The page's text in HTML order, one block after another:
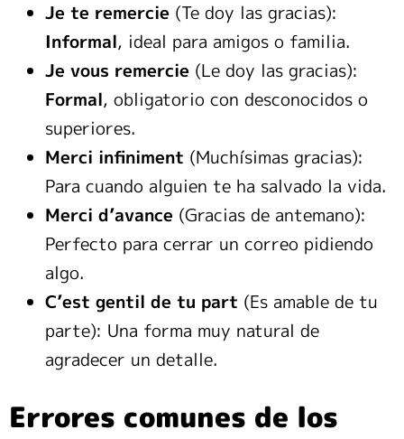
Je te remercie (Te doy las gracias):
Informal, ideal para amigos o familia.
Je vous remercie (Le doy las gracias):
Formal, obligatorio con desconocidos o
superiores.
Merci infiniment (Muchísimas gracias):
Para cuando alguien te ha salvado la vida.
Merci d’avance (Gracias de antemano):
Perfecto para cerrar un correo pidiendo
algo.
C’est gentil de tu part (Es amable de tu
parte): Una forma muy natural de
agradecer un detalle.
Errores comunes de los